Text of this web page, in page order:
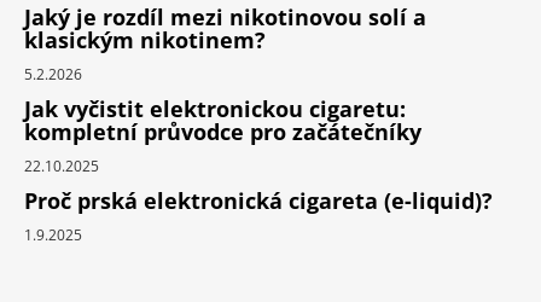
Jaký je rozdíl mezi nikotinovou solí a
klasickým nikotinem?
5.2.2026
Jak vyčistit elektronickou cigaretu:
kompletní průvodce pro začátečníky
22.10.2025
Proč prská elektronická cigareta (e-liquid)?
1.9.2025